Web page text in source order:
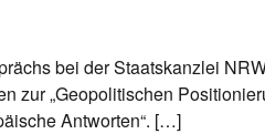
bei der Staatskanzlei
zur „Geopolitischen
Antworten“. […]